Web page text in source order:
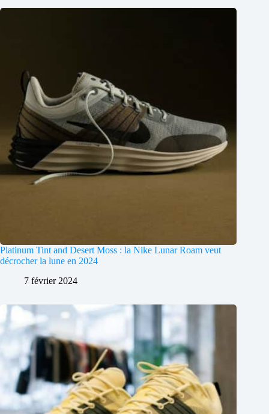
Platinum Tint and Desert Moss : la Nike Lunar Roam veut
décrocher la lune en 2024
7 février 2024